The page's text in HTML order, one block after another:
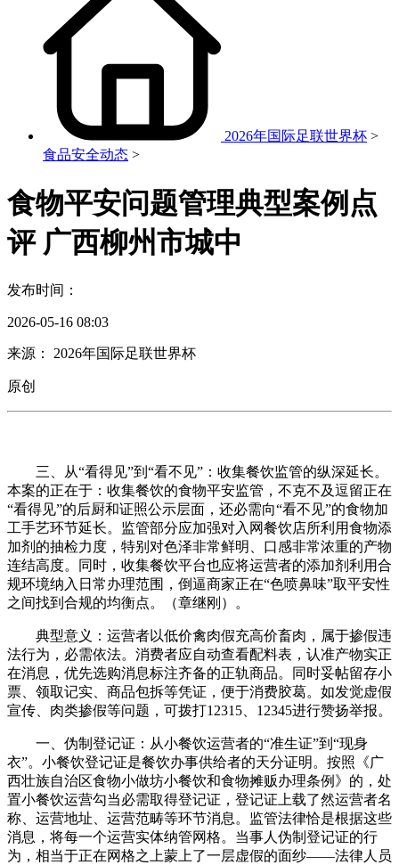
2026年国际足联世界杯 >
食品安全动态 >
食物平安问题管理典型案例点
评 广西柳州市城中
发布时间：
2026-05-16 08:03
来源： 2026年国际足联世界杯
原创
三、从“看得见”到“看不见”：收集餐饮监管的纵深延长。
本案的正在于：收集餐饮的食物平安监管，不克不及逗留正在
“看得见”的后厨和证照公示层面，还必需向“看不见”的食物加
工手艺环节延长。监管部分应加强对入网餐饮店所利用食物添
加剂的抽检力度，特别对色泽非常鲜明、口感非常浓重的产物
连结高度。同时，收集餐饮平台也应将运营者的添加剂利用合
规环境纳入日常办理范围，倒逼商家正在“色喷鼻味”取平安性
之间找到合规的均衡点。（章继刚）。
典型意义：运营者以低价禽肉假充高价畜肉，属于掺假违
法行为，必需依法。消费者应自动查看配料表，认准产物实正
在消息，优先选购消息标注齐备的正轨商品。同时妥帖留存小
票、领取记实、商品包拆等凭证，便于消费胶葛。如发觉虚假
宣传、肉类掺假等问题，可拨打12315、12345进行赞扬举报。
一、伪制登记证：从小餐饮运营者的“准生证”到“现身
衣”。小餐饮登记证是餐饮办事供给者的天分证明。按照《广
西壮族自治区食物小做坊小餐饮和食物摊贩办理条例》的，处
置小餐饮运营勾当必需取得登记证，登记证上载了然运营者名
称、运营地址、运营范畴等环节消息。监管法律恰是根据这些
消息，将每一个运营实体纳管网格。当事人伪制登记证的行
为，相当于正在网格之上蒙上了一层虚假的面纱——法律人员